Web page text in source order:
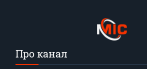
Про канал